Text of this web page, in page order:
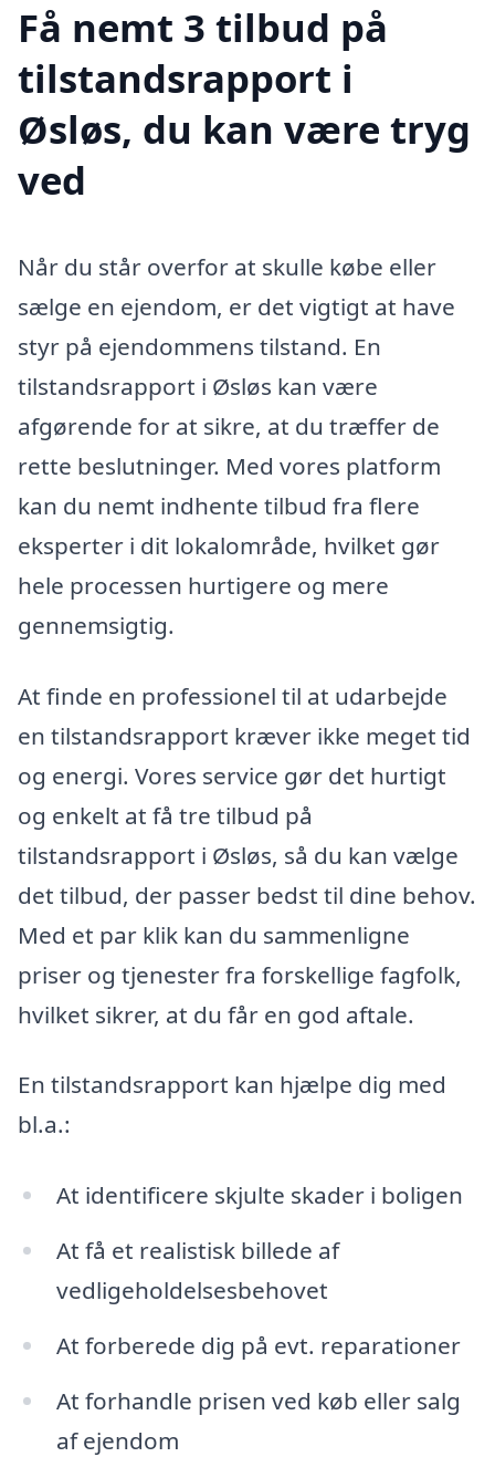
Få nemt 3 tilbud på
tilstandsrapport i
Øsløs, du kan være tryg
ved
Når du står overfor at skulle købe eller
sælge en ejendom, er det vigtigt at have
styr på ejendommens tilstand. En
tilstandsrapport i Øsløs kan være
afgørende for at sikre, at du træffer de
rette beslutninger. Med vores platform
kan du nemt indhente tilbud fra flere
eksperter i dit lokalområde, hvilket gør
hele processen hurtigere og mere
gennemsigtig.
At finde en professionel til at udarbejde
en tilstandsrapport kræver ikke meget tid
og energi. Vores service gør det hurtigt
og enkelt at få tre tilbud på
tilstandsrapport i Øsløs, så du kan vælge
det tilbud, der passer bedst til dine behov.
Med et par klik kan du sammenligne
priser og tjenester fra forskellige fagfolk,
hvilket sikrer, at du får en god aftale.
En tilstandsrapport kan hjælpe dig med
bl.a.:
At identificere skjulte skader i boligen
At få et realistisk billede af
vedligeholdelsesbehovet
At forberede dig på evt. reparationer
At forhandle prisen ved køb eller salg
af ejendom